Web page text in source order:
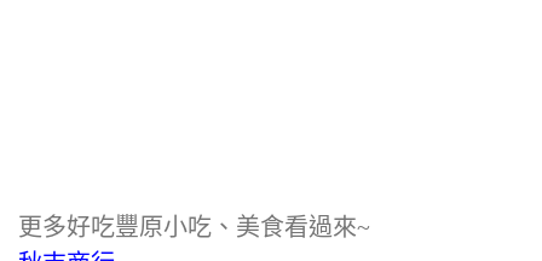
更多好吃豐原小吃、美食看過來~